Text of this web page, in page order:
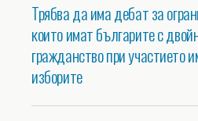
Трябва да има дебат за
които имат българите с
гражданство при участието
изборите